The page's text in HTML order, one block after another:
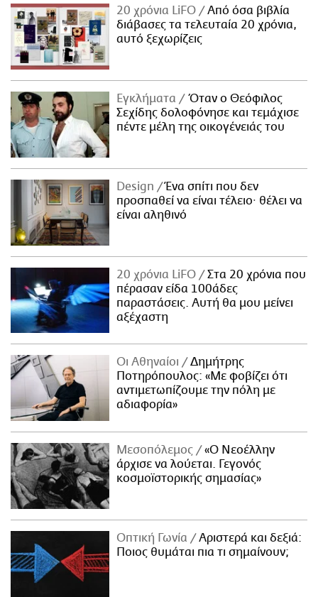
20 χρόνια LiFO
Από όσα βιβλία
διάβασες τα τελευταία 20 χρόνια,
αυτό ξεχωρίζεις
Εγκλήματα
Όταν ο Θεόφιλος
Σεχίδης δολοφόνησε και τεμάχισε
πέντε μέλη της οικογένειάς του
Design
Ένα σπίτι που δεν
προσπαθεί να είναι τέλειο· θέλει να
είναι αληθινό
20 χρόνια LiFO
Στα 20 χρόνια που
πέρασαν είδα 100άδες
παραστάσεις. Αυτή θα μου μείνει
αξέχαστη
Οι Αθηναίοι
Δημήτρης
Ποτηρόπουλος: «Με φοβίζει ότι
αντιμετωπίζουμε την πόλη με
αδιαφορία»
Μεσοπόλεμος
«Ο Νεοέλλην
άρχισε να λούεται. Γεγονός
κοσμοϊστορικής σημασίας»
Οπτική Γωνία
Αριστερά και δεξιά:
Ποιος θυμάται πια τι σημαίνουν;